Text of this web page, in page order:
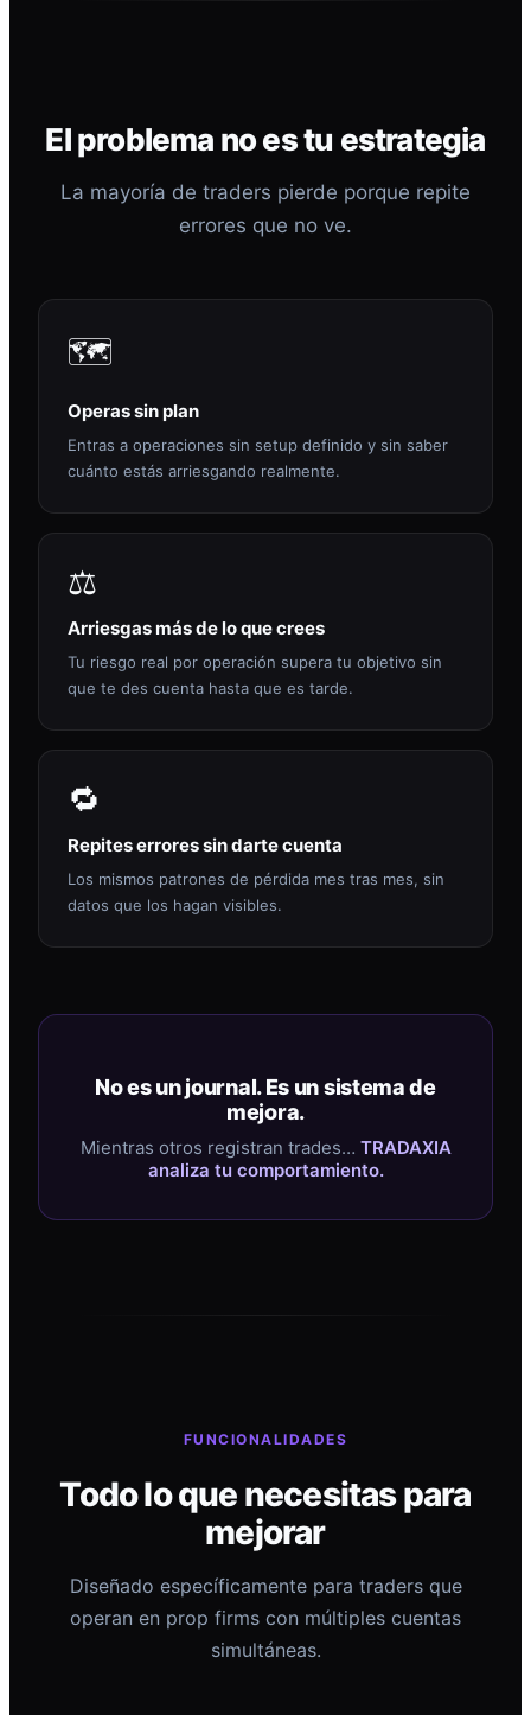
El problema no es tu estrategia
La mayoría de traders pierde porque repite
errores que no ve.
🗺️
Operas sin plan
Entras a operaciones sin setup definido y sin saber
cuánto estás arriesgando realmente.
⚖️
Arriesgas más de lo que crees
Tu riesgo real por operación supera tu objetivo sin
que te des cuenta hasta que es tarde.
🔁
Repites errores sin darte cuenta
Los mismos patrones de pérdida mes tras mes, sin
datos que los hagan visibles.
No es un journal. Es un sistema de
mejora.
Mientras otros registran trades… TRADAXIA
analiza tu comportamiento.
FUNCIONALIDADES
Todo lo que necesitas para
mejorar
Diseñado específicamente para traders que
operan en prop firms con múltiples cuentas
simultáneas.